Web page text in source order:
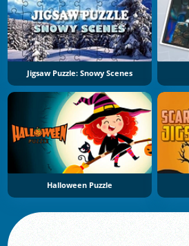
Jigsaw Puzzle: Snowy Scenes
Halloween Puzzle